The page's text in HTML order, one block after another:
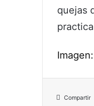
quejas
Compartir